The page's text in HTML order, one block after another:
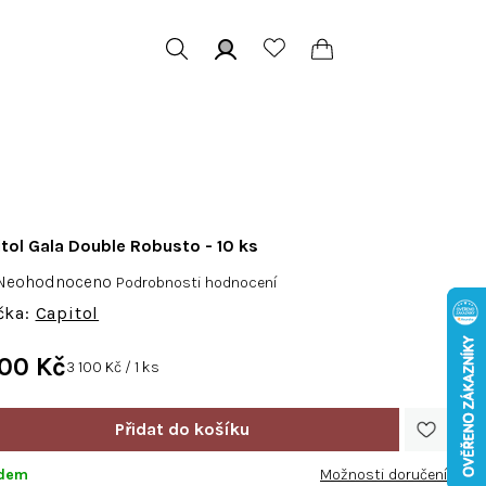
Capitol
Gala Double Robusto - 10 ks
Podrobnosti hodnocení
KčMěrná
3 100 Kč / 1 ks
Možnosti doručení